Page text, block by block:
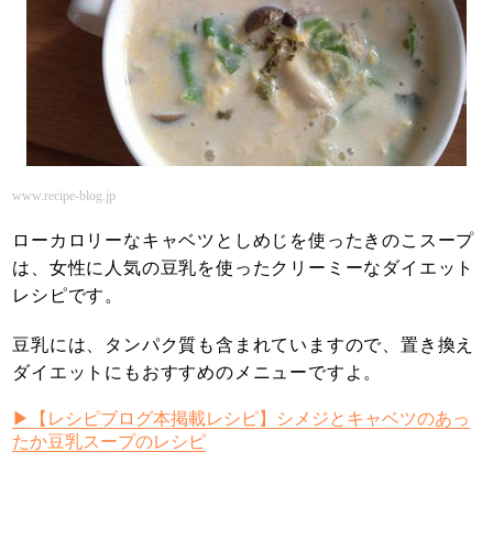
www.recipe-blog.jp
ローカロリーなキャベツとしめじを使ったきのこスープ
は、女性に人気の豆乳を使ったクリーミーなダイエット
レシピです。
豆乳には、タンパク質も含まれていますので、置き換え
ダイエットにもおすすめのメニューですよ。
▶【レシピブログ本掲載レシピ】シメジとキャベツのあっ
たか豆乳スープのレシピ